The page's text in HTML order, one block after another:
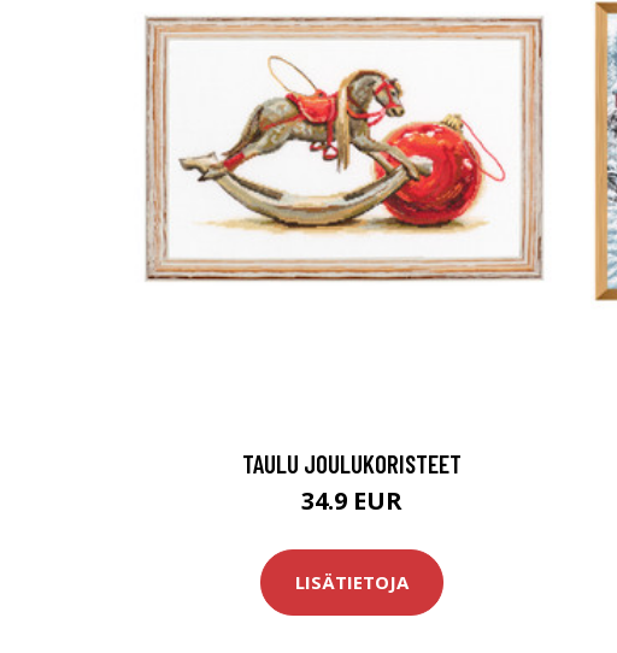
TAULU JOULUKORISTEET
34.9 EUR
LISÄTIETOJA